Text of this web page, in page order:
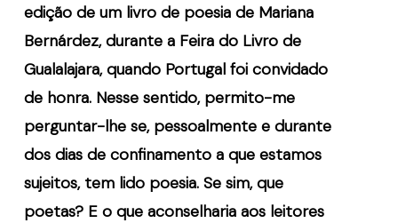
edição de um livro de poesia de Mariana
Bernárdez, durante a Feira do Livro de
Gualalajara, quando Portugal foi convidado
de honra. Nesse sentido, permito-me
perguntar-lhe se, pessoalmente e durante
dos dias de confinamento a que estamos
sujeitos, tem lido poesia. Se sim, que
poetas? E o que aconselharia aos leitores